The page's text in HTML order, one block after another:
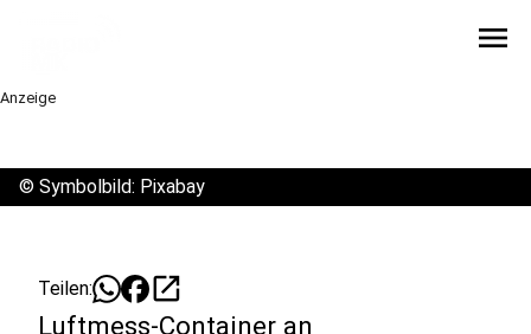
menu
Anzeige
© Symbolbild: Pixabay
Teilen: open_in_new
Luftmess-Container an